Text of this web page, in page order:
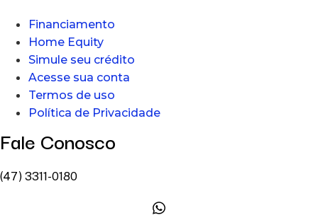
Financiamento
Home Equity
Simule seu crédito
Acesse sua conta
Termos de uso
Política de Privacidade
Fale Conosco
(47) 3311-0180